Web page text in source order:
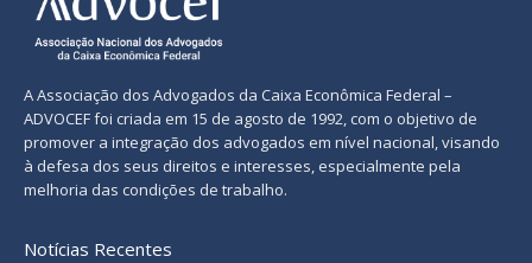
A Associação dos Advogados da Caixa Econômica Federal –
ADVOCEF foi criada em 15 de agosto de 1992, com o objetivo de
promover a integração dos advogados em nível nacional, visando
à defesa dos seus direitos e interesses, especialmente pela
melhoria das condições de trabalho.
Notícias Recentes